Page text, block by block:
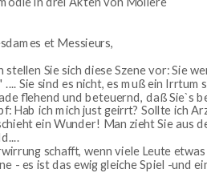
et Messieurs,
stellen Sie sich diese Szene vor: Sie
.... Sie sind es nicht, es muß ein Irrtum
flehend und beteuernd, daß Sie`s
Hab ich mich just geirrt? Sollte ich
ein Wunder! Man zieht Sie aus
schafft, wenn viele Leute
- es ist das ewig gleiche Spiel -und